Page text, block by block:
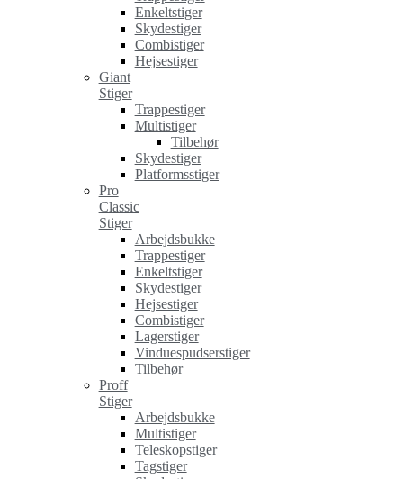
Enkeltstiger
Skydestiger
Combistiger
Hejsestiger
Giant
Stiger
Trappestiger
Multistiger
Tilbehør
Skydestiger
Platformsstiger
Pro
Classic
Stiger
Arbejdsbukke
Trappestiger
Enkeltstiger
Skydestiger
Hejsestiger
Combistiger
Lagerstiger
Vinduespudserstiger
Tilbehør
Proff
Stiger
Arbejdsbukke
Multistiger
Teleskopstiger
Tagstiger